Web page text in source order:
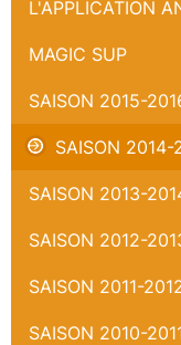
L'APPLICATION
MAGIC SUP
SAISON 2015-
SAISON 2014-
SAISON 2013-
SAISON 2012-
SAISON 2011-
SAISON 2010-